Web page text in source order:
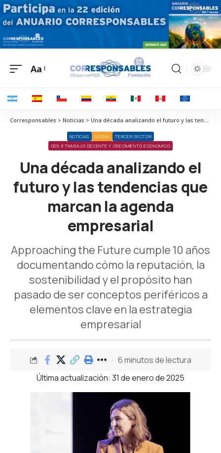
Aa
Corresponsables > Noticias > Una década analizando el futuro y las tendencias que marcan la agenda empresarial
NOTICIAS SOCIAL
TERCER SECTOR
ODS 8 TRABAJO DECENTE Y CRECIMIENTO ECONÓMICO
Una década analizando el
futuro y las tendencias que
marcan la agenda
empresarial
Approaching the Future cumple 10 años
documentando cómo la reputación, la
sostenibilidad y el propósito han
pasado de ser conceptos periféricos a
elementos clave en la estrategia
empresarial
Última actualización: 31 de enero de 2025
6 minutos de lectura